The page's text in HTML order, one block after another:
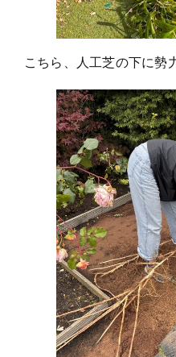
こちら、人工芝の下に勢